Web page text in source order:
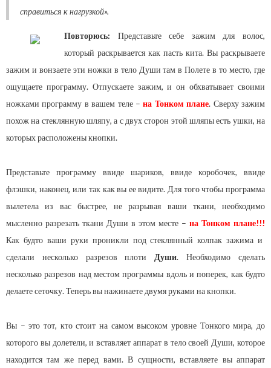
справиться к нагрузкой».
Повторюсь: Представьте себе зажим для волос,
который раскрывается как пасть кита. Вы раскрываете
зажим и вонзаете эти ножки в тело Души там в Полете в то место, где
ощущаете программу. Отпускаете зажим, и он обхватывает своими
ножками программу в вашем теле –на Тонком плане. Сверху зажим
похож на стеклянную шляпу, а с двух сторон этой шляпы есть ушки, на
которых расположены кнопки.
Представьте программу ввиде шариков, ввиде коробочек, ввиде
флэшки, наконец, или так как вы ее видите. Для того чтобы программа
вылетела из вас быстрее, не разрывая ваши ткани, необходимо
мысленно разрезать ткани Души в этом месте – на Тонком плане!!!
Как будто ваши руки проникли под стеклянный колпак зажима и
сделали несколько разрезов плоти Души. Необходимо сделать
несколько разрезов над местом программы вдоль и поперек, как будто
делаете сеточку. Теперь вы нажинаете двумя руками на кнопки.
Вы – это тот, кто стоит на самом высоком уровне Тонкого мира, до
которого вы долетели, и вставляет аппарат в тело своей Души, которое
находится там же перед вами. В сущности, вставляете вы аппарат